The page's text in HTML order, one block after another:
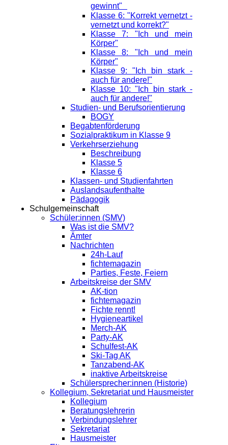
gewinnt"
Klasse 6: "Korrekt vernetzt -
vernetzt und korrekt?"
Klasse 7: "Ich und mein
Körper"
Klasse 8: "Ich und mein
Körper"
Klasse 9: "Ich bin stark -
auch für andere!"
Klasse 10: "Ich bin stark -
auch für andere!"
Studien- und Berufsorientierung
BOGY
Begabtenförderung
Sozialpraktikum in Klasse 9
Verkehrserziehung
Beschreibung
Klasse 5
Klasse 6
Klassen- und Studienfahrten
Auslandsaufenthalte
Pädagogik
Schulgemeinschaft
Schüler:innen (SMV)
Was ist die SMV?
Ämter
Nachrichten
24h-Lauf
fichtemagazin
Parties, Feste, Feiern
Arbeitskreise der SMV
AK-tion
fichtemagazin
Fichte rennt!
Hygieneartikel
Merch-AK
Party-AK
Schulfest-AK
Ski-Tag AK
Tanzabend-AK
inaktive Arbeitskreise
Schülersprecher:innen (Historie)
Kollegium, Sekretariat und Hausmeister
Kollegium
Beratungslehrerin
Verbindungslehrer
Sekretariat
Hausmeister